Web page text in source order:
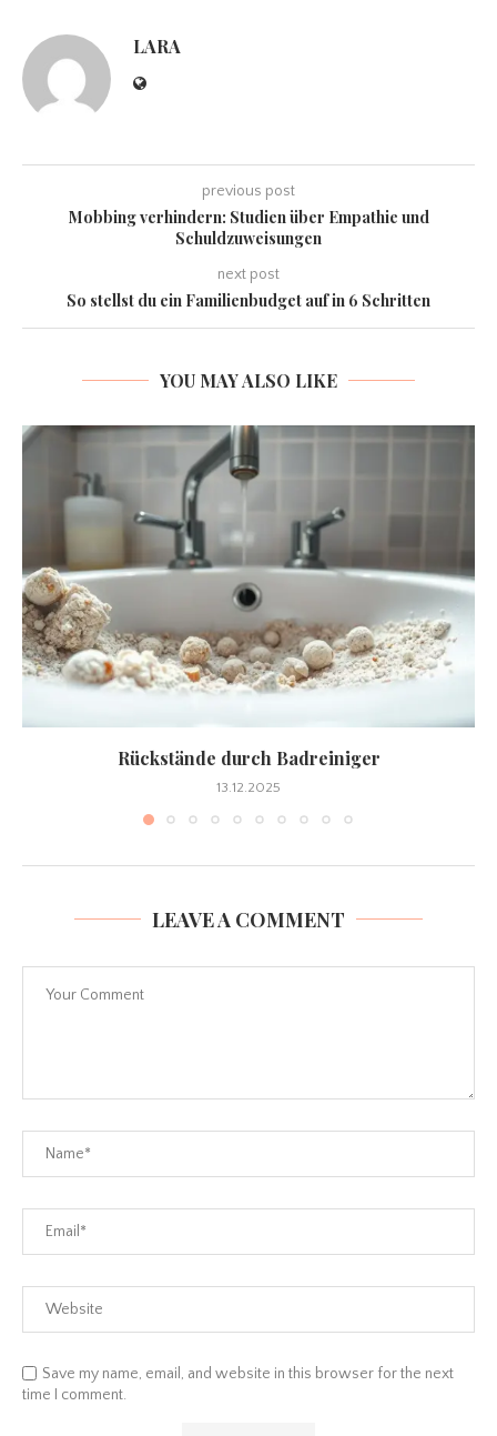
LARA
previous post
Mobbing verhindern: Studien über Empathie und
Schuldzuweisungen
next post
So stellst du ein Familienbudget auf in 6 Schritten
YOU MAY ALSO LIKE
Rückstände durch Badreiniger
13.12.2025
LEAVE A COMMENT
Save my name, email, and website in this browser for the next
time I comment.